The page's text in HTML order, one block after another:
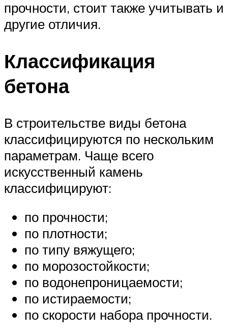
прочности, стоит также учитывать и
другие отличия.
Классификация
бетона
В строительстве виды бетона
классифицируются по нескольким
параметрам. Чаще всего
искусственный камень
классифицируют:
по прочности;
по плотности;
по типу вяжущего;
по морозостойкости;
по водонепроницаемости;
по истираемости;
по скорости набора прочности.